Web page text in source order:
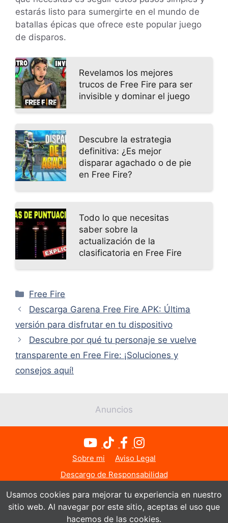
estarás listo para sumergirte en el mundo de
batallas épicas que ofrece este popular juego
de disparos.
Revelamos los mejores
trucos de Free Fire para ser
invisible y dominar el juego
Descubre la estrategia
definitiva: ¿Es mejor
disparar agachado o de pie
en Free Fire?
Todo lo que necesitas
saber sobre la
actualización de la
clasificatoria en Free Fire
Categorías
Free Fire
Descarga Garena Free Fire APK: Última
versión para disfrutar en tu dispositivo
Descubre por qué tu personaje se vuelve
transparente en Free Fire: ¡Soluciones y
consejos aquí!
Anuncios
Sobre mi
Aviso Legal
Descargo de Responsabilidad
Política de Privacidad
Política de Cookies
Contacto
Usamos cookies para mejorar tu experiencia en nuestro
sitio web. Al navegar por este sitio, aceptas el uso que
hacemos de las cookies.